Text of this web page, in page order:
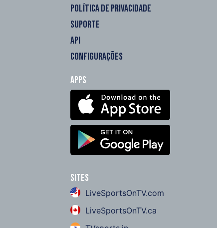
POLÍTICA DE PRIVACIDADE
SUPORTE
API
CONFIGURAÇÕES
Apps
Sites
LiveSportsOnTV.com
LiveSportsOnTV.ca